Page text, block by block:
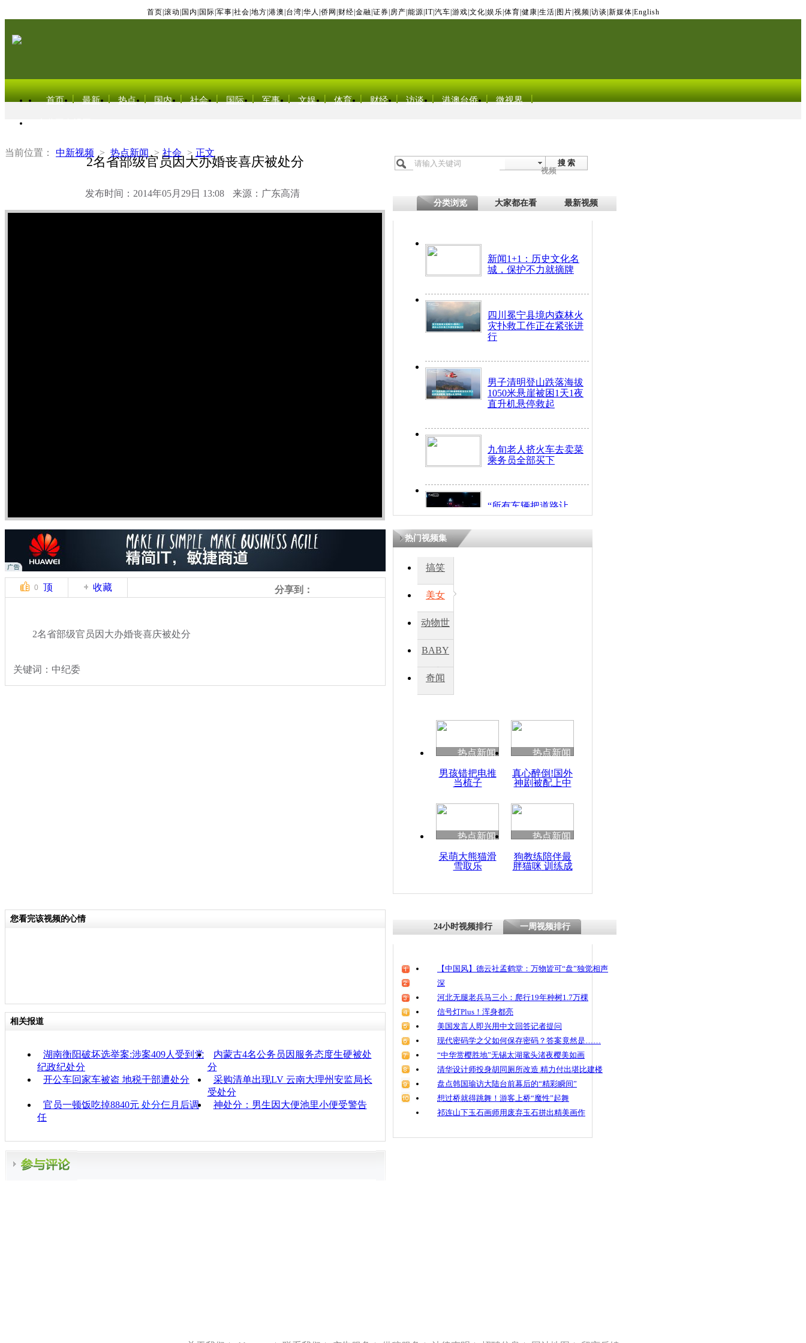
首页 滚动 国内 国际 军事 社会 地方 港澳 台湾 华人 侨网 财经 金融 证券 房产 能源 IT| 汽车 游戏 文化 娱乐 体育 健康 生活 图片 视频 访谈 新媒体 English
首页 最新 热点 国内 社会 国际 军事 文娱 体育 财经 访谈 港澳台侨 微视界
当前位置： 中新视频 > 热点新闻 > 社会 > 正文
2名省部级官员因大办婚丧喜庆被处分
发布时间：2014年05月29日 13:08 来源：广东高清
搜 索
视频
分类浏览 大家都在看 最新视频
新闻1+1：历史文化名
城，保护不力就摘牌
四川冕宁县境内森林火
灾扑救工作正在紧张进
行
男子清明登山跌落海拔
1050米悬崖被困1天1夜
直升机悬停救起
九旬老人挤火车去卖菜
乘务员全部买下
“所有车辆把道路让
开！”儿童突发疾病交
因
度苗族花山节
魂
0 顶 收藏 分享到：
2名省部级官员因大办婚丧喜庆被处分
关键词：中纪委
热门视频集
搞笑
美女
动物世
BABY
秀
奇闻
热点新闻
男孩错把电推
当梳子
热点新闻
真心醉倒!国外
神剧被配上中
热点新闻
呆萌大熊猫滑
雪取乐
热点新闻
狗教练陪伴最
胖猫咪 训练成
您看完该视频的心情
相关报道
湖南衡阳破坏选举案:涉案409人受到党
纪政纪处分
内蒙古4名公务员因服务态度生硬被处
分
开公车回家车被盗 地税干部遭处分
采购清单出现LV 云南大理州安监局长
受处分
官员一顿饭吃掉8840元 处分仨月后调
任
神处分：男生因大便池里小便受警告
24小时视频排行 一周视频排行
【中国风】德云社孟鹤堂：万物皆可“盘”独觉相声
深
河北无腿老兵马三小：爬行19年种树1.7万棵
信号灯Plus！浑身都亮
美国发言人即兴用中文回答记者提问
现代密码学之父如何保存密码？答案竟然是……
“中华赏樱胜地”无锡太湖鼋头渚夜樱美如画
清华设计师投身胡同厕所改造 精力付出堪比建楼
盘点韩国瑜访大陆台前幕后的“精彩瞬间”
想过桥就得跳舞！游客上桥“魔性”起舞
祁连山下玉石画师用废弃玉石拼出精美画作